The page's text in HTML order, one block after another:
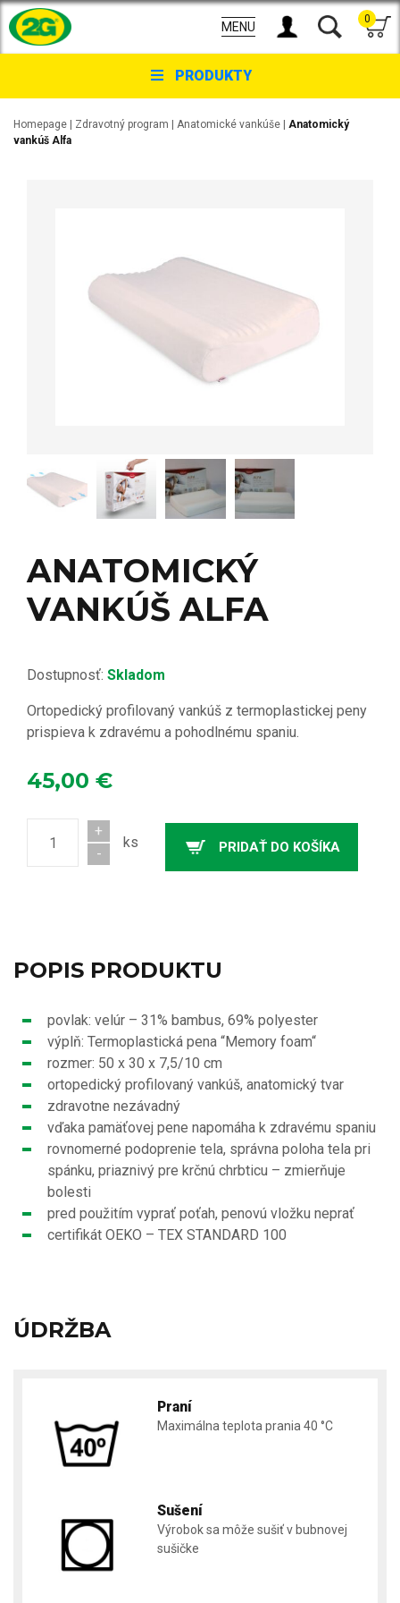
MENU
0
PRODUKTY
Homepage Zdravotný program Anatomické vankúše
Anatomický
vankúš Alfa
ANATOMICKÝ
VANKÚŠ ALFA
Dostupnosť: Skladom
Ortopedický profilovaný vankúš z termoplastickej peny
prispieva k zdravému a pohodlnému spaniu.
45,00 €
Počet
+
-
ks PRIDAŤ DO KOŠÍKA
POPIS PRODUKTU
povlak: velúr – 31% bambus, 69% polyester
výplň: Termoplastická pena “Memory foam“
rozmer: 50 x 30 x 7,5/10 cm
ortopedický profilovaný vankúš, anatomický tvar
zdravotne nezávadný
vďaka pamäťovej pene napomáha k zdravému spaniu
rovnomerné podoprenie tela, správna poloha tela pri
spánku, priaznivý pre krčnú chrbticu – zmierňuje
bolesti
pred použitím vyprať poťah, penovú vložku neprať
certifikát OEKO – TEX STANDARD 100
ÚDRŽBA
Praní
Maximálna teplota prania 40 °C
Sušení
Výrobok sa môže sušiť v bubnovej
sušičke